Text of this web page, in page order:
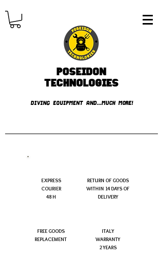
Poseidon
TECHNOLOGIES
DIVING EQUIPMENT AND...MUCH MORE!
EXPRESS
COURIER
48 H
FREE GOODS
REPLACEMENT
RETURN OF GOODS
WITHIN 14 DAYS OF
DELIVERY
ITALY
WARRANTY
2 YEARS